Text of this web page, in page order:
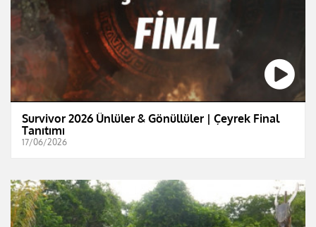
Survivor 2026 Ünlüler & Gönüllüler | Çeyrek Final
Tanıtımı
17/06/2026